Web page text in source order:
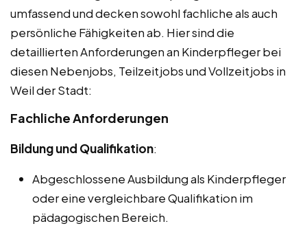
umfassend und decken sowohl fachliche als auch
persönliche Fähigkeiten ab. Hier sind die
detaillierten Anforderungen an Kinderpfleger bei
diesen Nebenjobs, Teilzeitjobs und Vollzeitjobs in
Weil der Stadt:
Fachliche Anforderungen
Bildung und Qualifikation:
Abgeschlossene Ausbildung als Kinderpfleger
oder eine vergleichbare Qualifikation im
pädagogischen Bereich.